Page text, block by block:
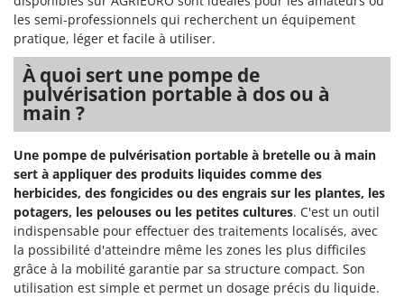
les semi-professionnels qui recherchent un équipement
pratique, léger et facile à utiliser.
À quoi sert une pompe de
pulvérisation portable à dos ou à
main ?
Une pompe de pulvérisation portable à bretelle ou à main
sert à appliquer des produits liquides comme des
herbicides, des fongicides ou des engrais sur les plantes, les
potagers, les pelouses ou les petites cultures. C'est un outil
indispensable pour effectuer des traitements localisés, avec
la possibilité d'atteindre même les zones les plus difficiles
grâce à la mobilité garantie par sa structure compact. Son
utilisation est simple et permet un dosage précis du liquide.